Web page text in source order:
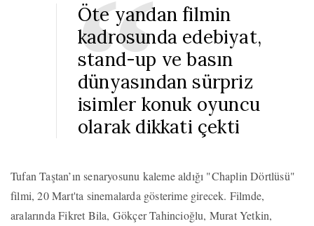
Öte yandan filmin
kadrosunda edebiyat,
stand-up ve basın
dünyasından sürpriz
isimler konuk oyuncu
olarak dikkati çekti
Tufan Taştan’ın senaryosunu kaleme aldığı "Chaplin Dörtlüsü"
filmi, 20 Mart'ta sinemalarda gösterime girecek. Filmde,
aralarında Fikret Bila, Gökçer Tahincioğlu, Murat Yetkin,